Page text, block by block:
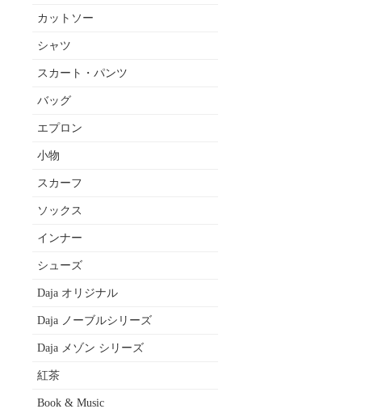
カットソー
シャツ
スカート・パンツ
バッグ
エプロン
小物
スカーフ
ソックス
インナー
シューズ
Daja オリジナル
Daja ノーブルシリーズ
Daja メゾン シリーズ
紅茶
Book & Music